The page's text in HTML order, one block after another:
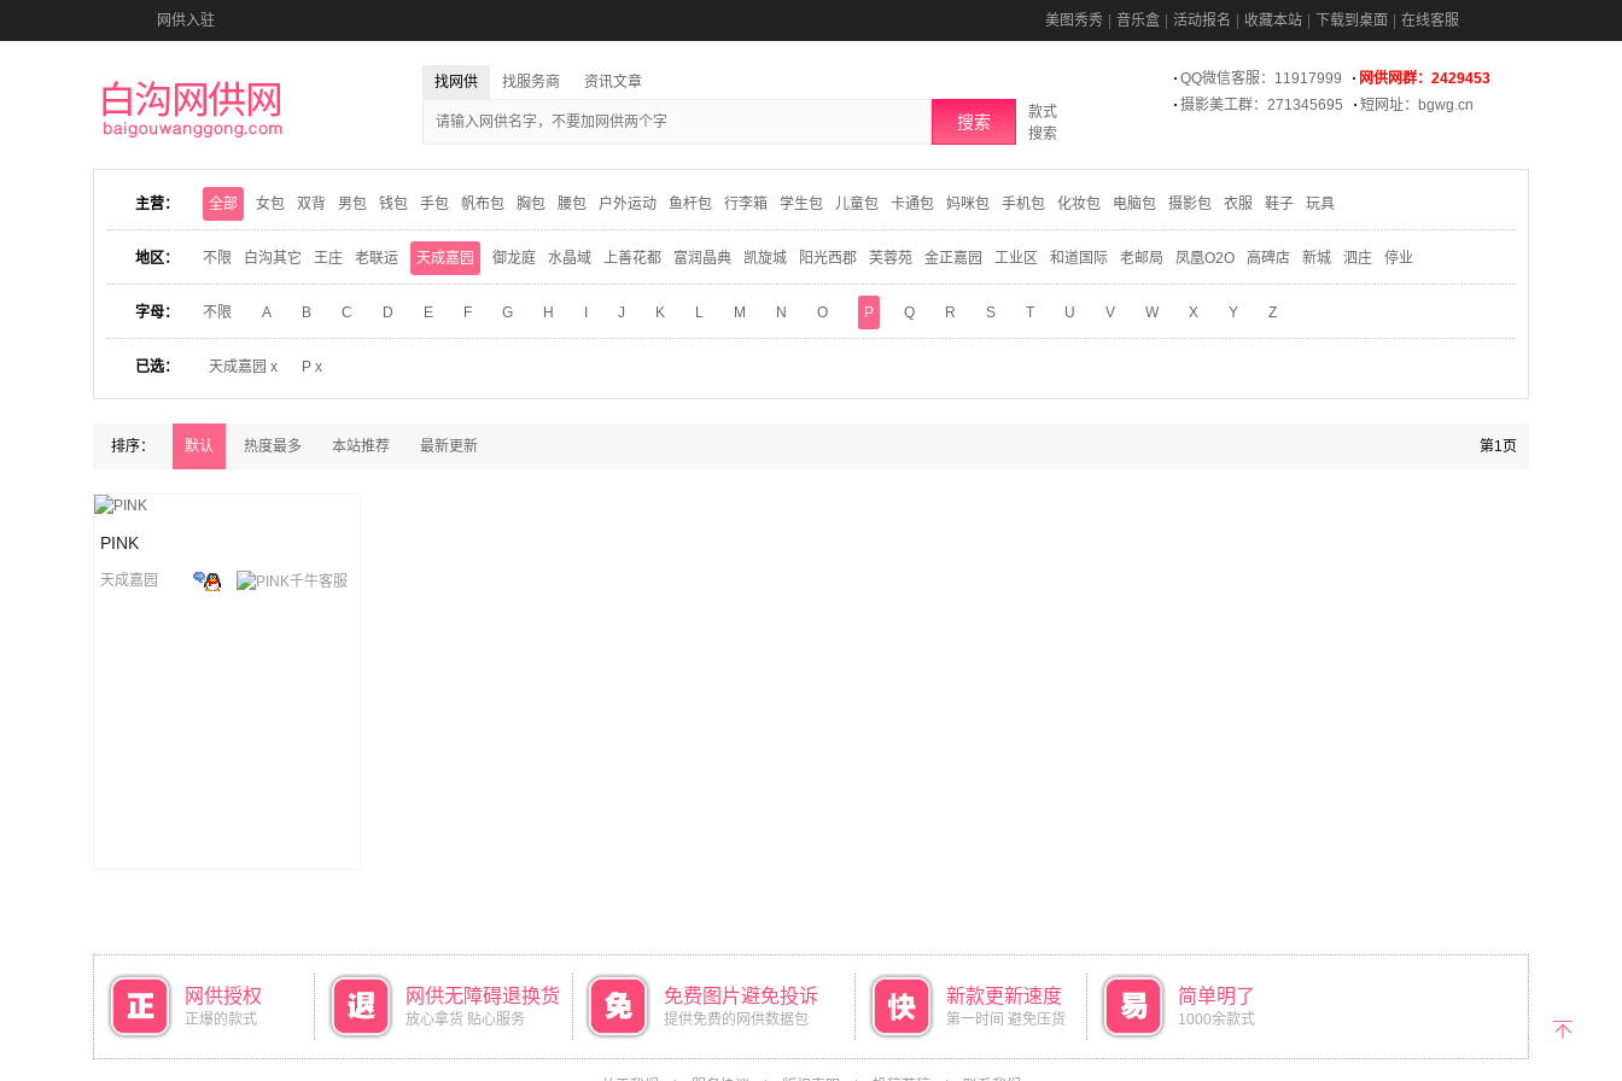
网供入驻 美图秀秀 音乐盒 活动报名 收藏本站 下载到桌面 在线客服
找网供 找服务商 资讯文章
搜索
款式
搜索
QQ微信客服：11917999
网供网群：2429453
摄影美工群：271345695
短网址：bgwg.cn
主营： 全部 女包 双背 男包 钱包 手包 帆布包 胸包 腰包 户外运动 鱼杆包 行李箱 学生包 儿童包 卡通包 妈咪包 手机包 化妆包 电脑包 摄影包 衣服 鞋子 玩具
地区： 不限 白沟其它 王庄 老联运 天成嘉园 御龙庭 水晶域 上善花都 富润晶典 凯旋城 阳光西郡 芙蓉苑 金正嘉园 工业区 和道国际 老邮局 凤凰O2O 高碑店 新城 泗庄 停业
字母： 不限 A B C D E F G H J K L M N O P Q R S T U V W X Y Z
已选： 天成嘉园 x P x
排序： 默认 热度最多 本站推荐 最新更新 第1页
PINK
天成嘉园
网供授权
正爆的款式
网供无障碍退换货
放心拿货 贴心服务
免费图片避免投诉
提供免费的网供数据包
新款更新速度
第一时间 避免压货
简单明了
1000余款式